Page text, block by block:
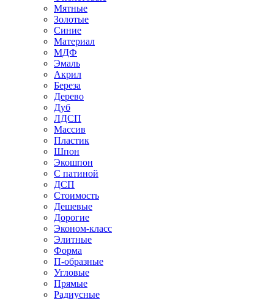
Мятные
Золотые
Синие
Материал
МДФ
Эмаль
Акрил
Береза
Дерево
Дуб
ЛДСП
Массив
Пластик
Шпон
Экошпон
С патиной
ДСП
Стоимость
Дешевые
Дорогие
Эконом-класс
Элитные
Форма
П-образные
Угловые
Прямые
Радиусные